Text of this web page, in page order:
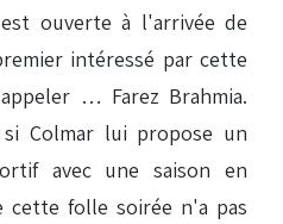
ouverte à l'arrivée de
intéressé par cette
… Farez Brahmia.
Colmar lui propose un
avec une saison en
cette folle soirée n'a pas